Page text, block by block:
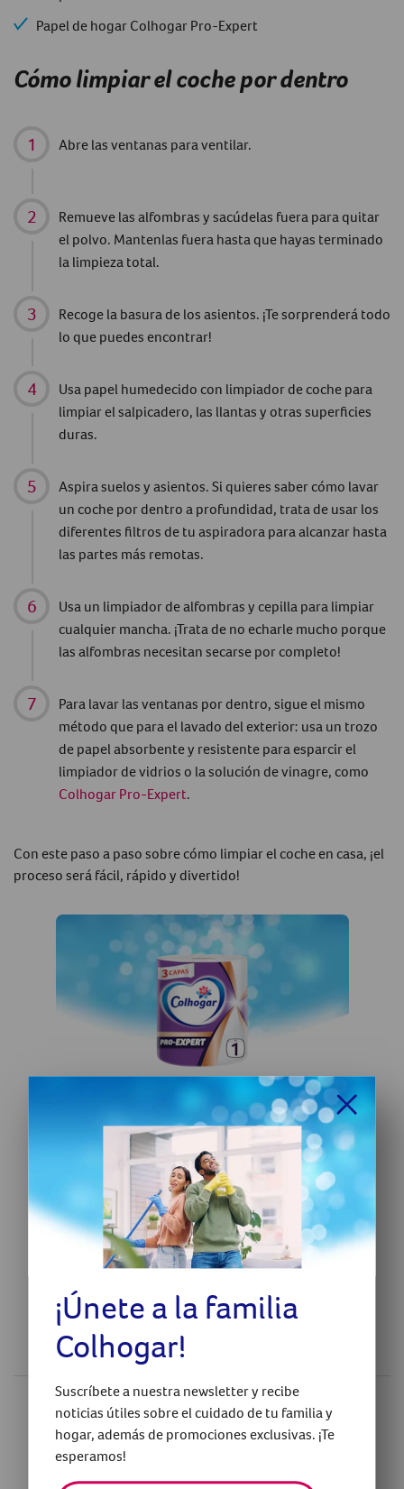
Destacados:Colhogar Papel Cocina
Pro-Expert
Colhogar Papel Cocina Pro-Expert:
con 3 capas para máxima eficacia
Compra ahora
Papel de hogar Colhogar Pro-Expert
Cómo limpiar el coche por dentro
Abre las ventanas para ventilar.
Remueve las alfombras y sacúdelas fuera para quitar
el polvo. Mantenlas fuera hasta que hayas terminado
la limpieza total.
Recoge la basura de los asientos. ¡Te sorprenderá todo
lo que puedes encontrar!
Usa papel humedecido con limpiador de coche para
limpiar el salpicadero, las llantas y otras superficies
duras.
Aspira suelos y asientos. Si quieres saber cómo lavar
un coche por dentro a profundidad, trata de usar los
diferentes filtros de tu aspiradora para alcanzar hasta
las partes más remotas.
Usa un limpiador de alfombras y cepilla para limpiar
cualquier mancha. ¡Trata de no echarle mucho porque
las alfombras necesitan secarse por completo!
Para lavar las ventanas por dentro, sigue el mismo
método que para el lavado del exterior: usa un trozo
de papel absorbente y resistente para esparcir el
limpiador de vidrios o la solución de vinagre, como
Colhogar Pro-Expert.
Con este paso a paso sobre cómo limpiar el coche en casa, ¡el
proceso será fácil, rápido y divertido!
¿Has encontrado útil este artículo?
¡Únete a la familia
Colhogar!
Suscríbete a nuestra newsletter y recibe
noticias útiles sobre el cuidado de tu familia y
hogar, además de promociones exclusivas. ¡Te
esperamos!